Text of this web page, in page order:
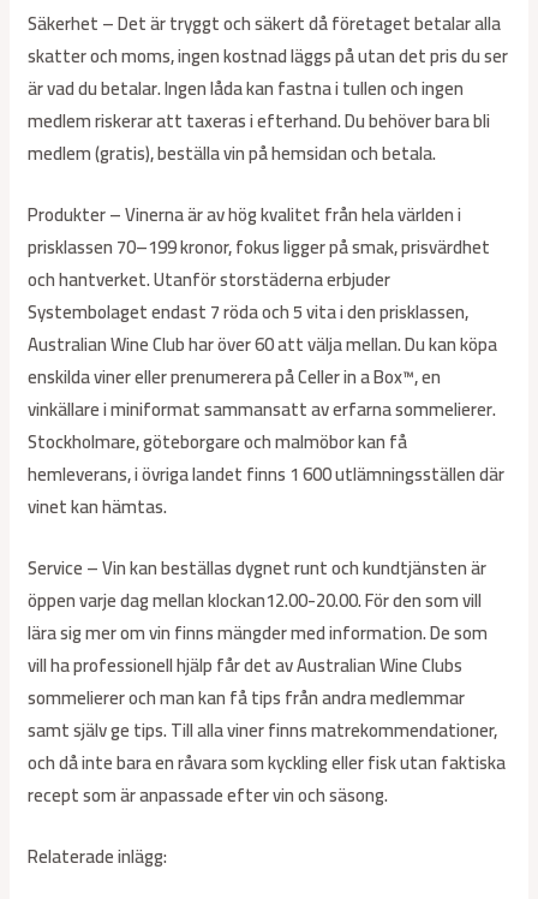
Säkerhet – Det är tryggt och säkert då företaget betalar alla
skatter och moms, ingen kostnad läggs på utan det pris du ser
är vad du betalar. Ingen låda kan fastna i tullen och ingen
medlem riskerar att taxeras i efterhand. Du behöver bara bli
medlem (gratis), beställa vin på hemsidan och betala.
Produkter – Vinerna är av hög kvalitet från hela världen i
prisklassen 70–199 kronor, fokus ligger på smak, prisvärdhet
och hantverket. Utanför storstäderna erbjuder
Systembolaget endast 7 röda och 5 vita i den prisklassen,
Australian Wine Club har över 60 att välja mellan. Du kan köpa
enskilda viner eller prenumerera på Celler in a Box™, en
vinkällare i miniformat sammansatt av erfarna sommelierer.
Stockholmare, göteborgare och malmöbor kan få
hemleverans, i övriga landet finns 1 600 utlämningsställen där
vinet kan hämtas.
Service – Vin kan beställas dygnet runt och kundtjänsten är
öppen varje dag mellan klockan12.00-20.00. För den som vill
lära sig mer om vin finns mängder med information. De som
vill ha professionell hjälp får det av Australian Wine Clubs
sommelierer och man kan få tips från andra medlemmar
samt själv ge tips. Till alla viner finns matrekommendationer,
och då inte bara en råvara som kyckling eller fisk utan faktiska
recept som är anpassade efter vin och säsong.
Relaterade inlägg: